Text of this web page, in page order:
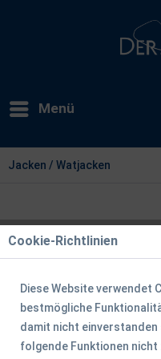
Menü
Jacken / Watjacken
Filtern
Cookie-Richtlinien
Diese Website verwendet
bestmögliche
damit nicht
folgende Funktionen nicht